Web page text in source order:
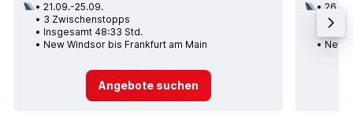
21.09.-25.09.
3 Zwischenstopps
Insgesamt 48:33 Std.
New Windsor bis Frankfurt am Main
Angebote suchen
26.08.
2
New